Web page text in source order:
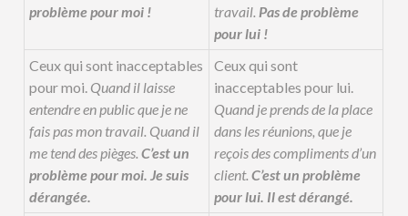
problème pour moi !
travail. Pas de problème
pour lui !
Ceux qui sont inacceptables
pour moi. Quand il laisse
entendre en public que je ne
fais pas mon travail. Quand il
me tend des pièges. C’est un
problème pour moi. Je suis
dérangée.
Ceux qui sont
inacceptables pour lui.
Quand je prends de la place
dans les réunions, que je
reçois des compliments d’un
client. C’est un problème
pour lui. Il est dérangé.